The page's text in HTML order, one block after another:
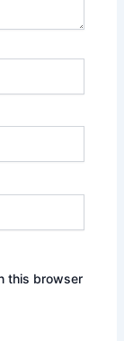
this browser